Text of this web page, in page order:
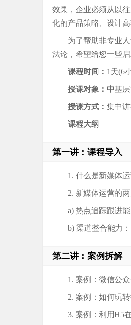
效果，企业必须从以
化的产品策略、设计
为了帮助非专业
法论，希望给您一些
课程时间： 1天(6
授课对象：中基
授课方式： 集中
课程大纲
第一讲：课程导入
1. 什么是新媒体
2. 新媒体运营的
a) 热点追踪跟进
b) 渠道整合能力
第二讲：案例拆解
1. 案例：微信公
2. 案例：如何玩
3. 案例：利用H5